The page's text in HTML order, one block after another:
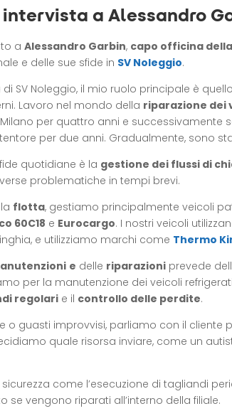
a Alessandro
aAlessandro Garbin, capo officina
e delle sue sfide in SV Noleggio.
SV Noleggio, il mio ruolo principale è
Lavoro nel mondo della riparazione
per quattro anni e successivamente
per due anni. Gradualmente, sono
quotidiane è la gestione dei flussi di
problematiche in tempi brevi.
flotta, gestiamo principalmente veicoli
60C18 e Eurocargo. I nostri veicoli
e utilizziamo marchi come Thermo
e delle riparazioni prevede
per la manutenzione dei veicoli
regolari e il controllo delle perdite.
o guasti improvvisi, parliamo con il
quale risorsa inviare, come un
come l’esecuzione di tagliandi
se vengono riparati all’interno della filiale.